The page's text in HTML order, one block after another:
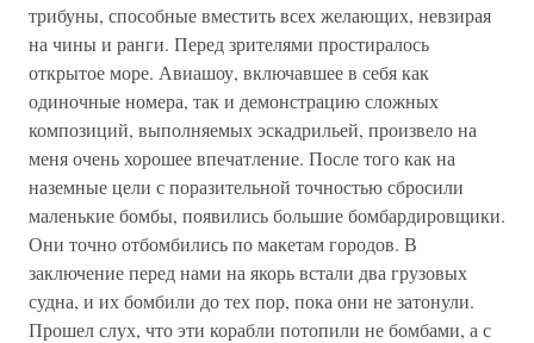
трибуны, способные вместить всех желающих, невзирая
на чины и ранги. Перед зрителями простиралось
открытое море. Авиашоу, включавшее в себя как
одиночные номера, так и демонстрацию сложных
композиций, выполняемых эскадрильей, произвело на
меня очень хорошее впечатление. После того как на
наземные цели с поразительной точностью сбросили
маленькие бомбы, появились большие бомбардировщики.
Они точно отбомбились по макетам городов. В
заключение перед нами на якорь встали два грузовых
судна, и их бомбили до тех пор, пока они не затонули.
Прошел слух, что эти корабли потопили не бомбами, а с